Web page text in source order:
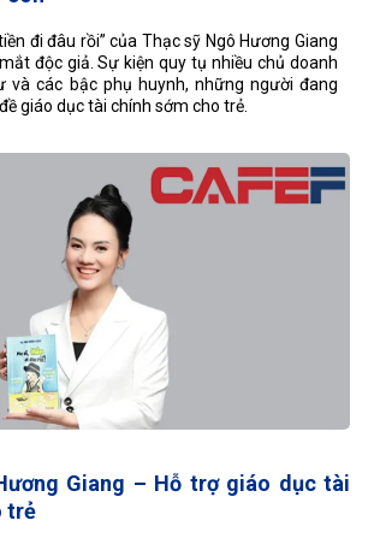
đi đâu rồi” của Thạc sỹ Ngô Hương Giang
độc giả. Sự kiện quy tụ nhiều chủ doanh
và các bậc phụ huynh, những người đang
giáo dục tài chính sớm cho trẻ.
Giang – Hỗ trợ giáo dục tài
trẻ